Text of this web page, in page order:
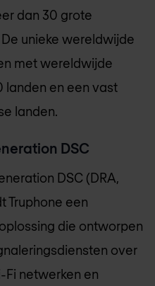
dan 30 grote
unieke wereldwijde
met wereldwijde
landen en een vast
landen.
DSC
DSC (DRA,
Truphone een
die ontworpen
over
Fi netwerken en